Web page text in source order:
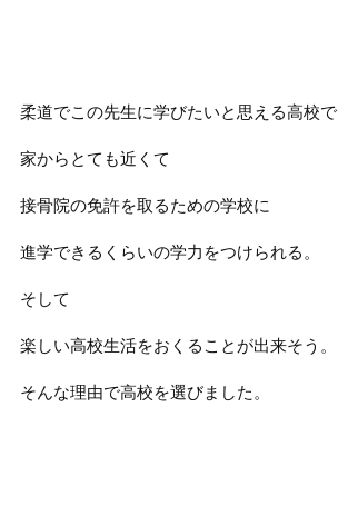
柔道でこの先生に学びたいと思える高校で
家からとても近くて
接骨院の免許を取るための学校に
進学できるくらいの学力をつけられる。
そして
楽しい高校生活をおくることが出来そう。
そんな理由で高校を選びました。